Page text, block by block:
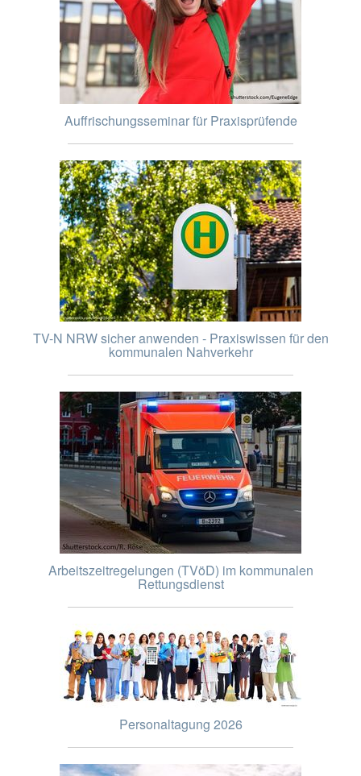
Auffrischungsseminar für Praxisprüfende
TV-N NRW sicher anwenden - Praxiswissen für den
kommunalen Nahverkehr
Arbeitszeitregelungen (TVöD) im kommunalen
Rettungsdienst
Personaltagung 2026